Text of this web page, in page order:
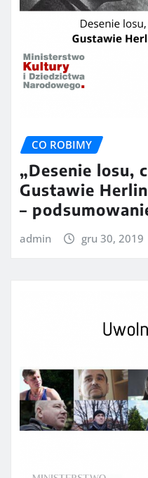
CO ROBIMY
„Desenie losu,
Gustawie
–
admin gru 30, 2019